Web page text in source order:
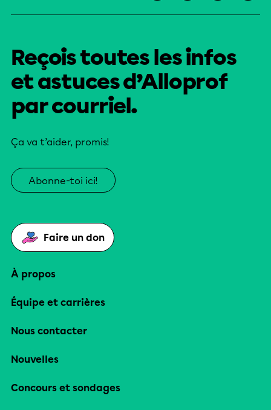
Reçois toutes les infos
et astuces d’Alloprof
par courriel.
Ça va t’aider, promis!
Abonne-toi ici!
Faire un don
À propos
Équipe et carrières
Nous contacter
Nouvelles
Concours et sondages